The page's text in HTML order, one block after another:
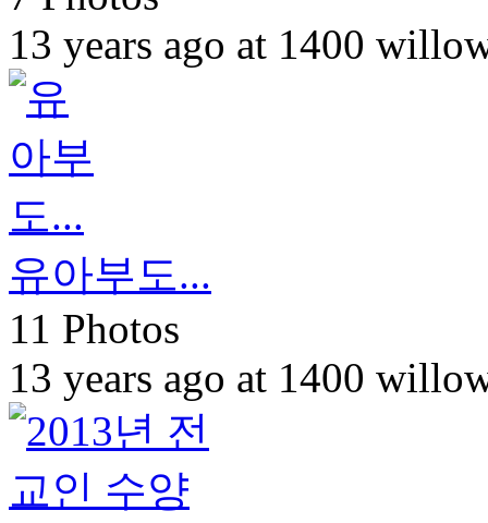
13 years ago at 1400
유아부도...
11 Photos
13 years ago at 1400